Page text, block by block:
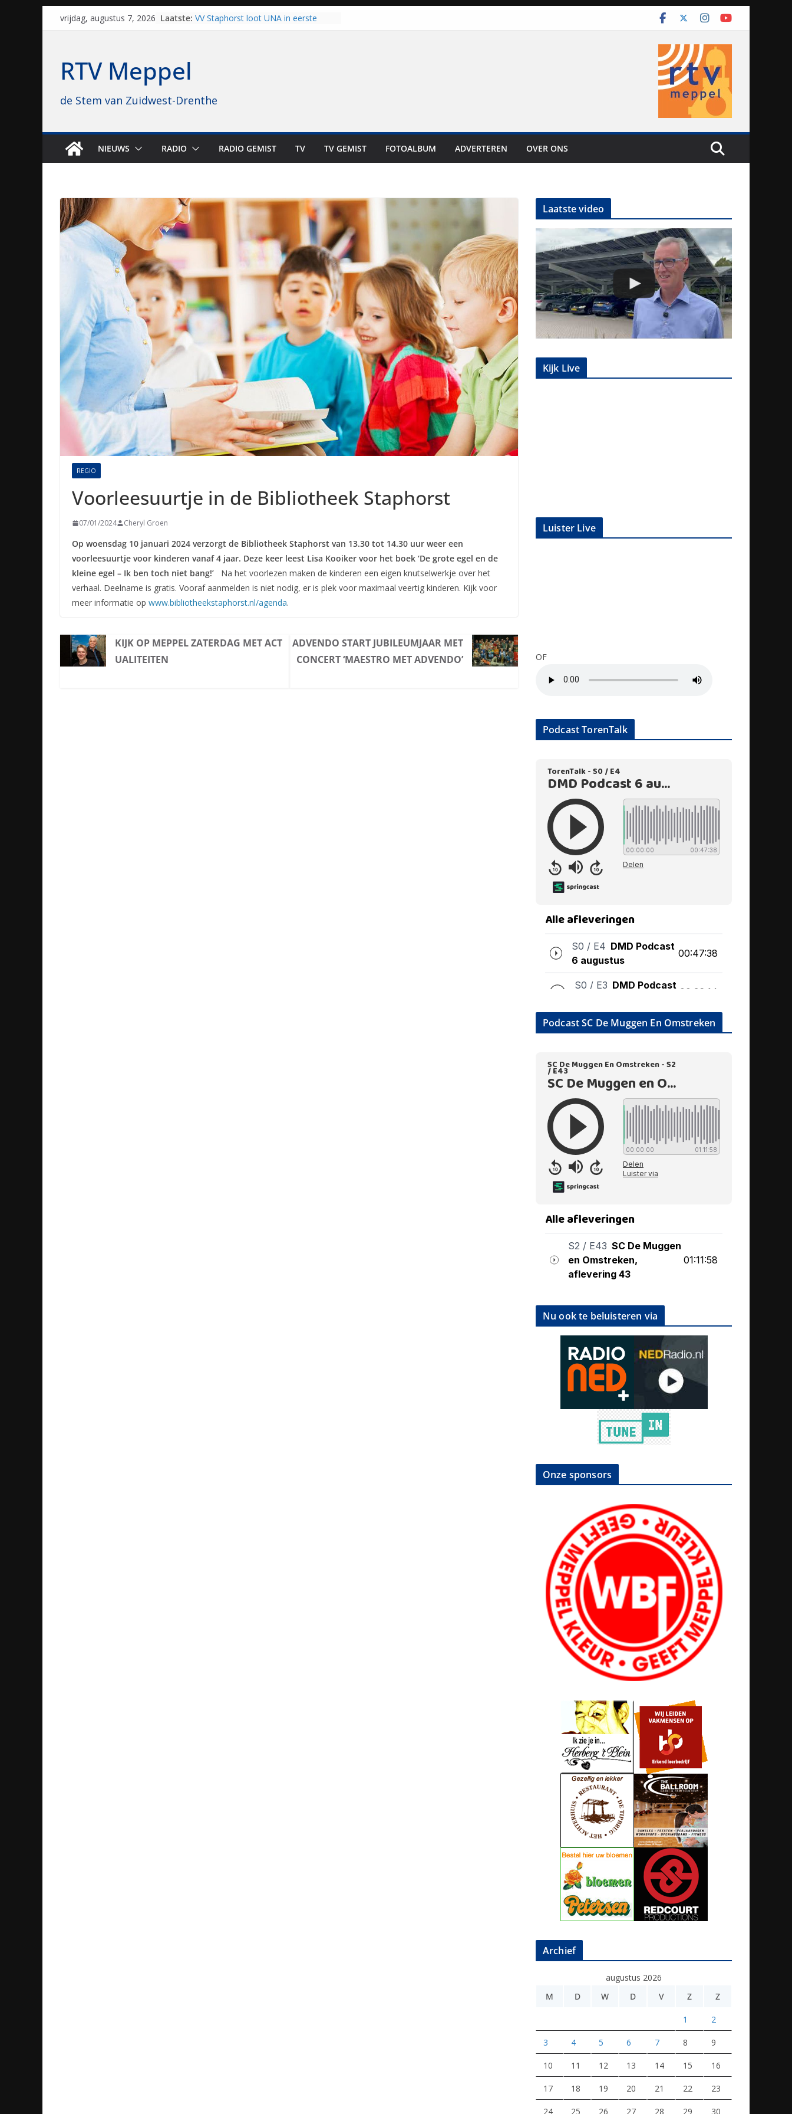
Skipvrijdag, augustus 7, 2026 Laatste: VV Staphorst loot UNA in eerste
Hoogeveen over: “Dit is altijd een
brullende motoren: internationale
grasbaanraces staan voor de deur
RTV Meppel
de Stem van Zuidwest-Drenthe
NIEUWS RADIO RADIO GEMIST TV TV GEMIST FOTOALBUM ADVERTEREN OVER ONS
REGIO
Voorleesuurtje in de Bibliotheek Staphorst
07/01/2024 Cheryl Groen
Op woensdag 10 januari 2024 verzorgt de Bibliotheek Staphorst van 13.30 tot 14.30 uur weer een
voorleesuurtje voor kinderen vanaf 4 jaar. Deze keer leest Lisa Kooiker voor het boek ‘De grote egel en de
kleine egel – Ik ben toch niet bang!’ Na het voorlezen maken de kinderen een eigen knutselwerkje over het
verhaal. Deelname is gratis. Vooraf aanmelden is niet nodig, er is plek voor maximaal veertig kinderen. Kijk voor
meer informatie op www.bibliotheekstaphorst.nl/agenda.
KIJK OP MEPPEL ZATERDAG MET ACT
UALITEITEN
ADVENDO START JUBILEUMJAAR MET
CONCERT ‘MAESTRO MET ADVENDO’
Laatste video
Kijk Live
Luister Live
OF
Podcast TorenTalk
Podcast SC De Muggen En Omstreken
Nu ook te beluisteren via
Onze sponsors
Archief
augustus 2026
M
D W D V Z Z
1 2
3 4 5 6 7 8 9
10 11 12 13 14 15 16
17 18 19 20 21 22 23
24 25 26 27 28 29 30